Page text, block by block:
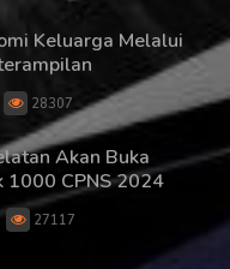
Keluarga Melalui
28307
Akan Buka
1000 CPNS 2024
27117